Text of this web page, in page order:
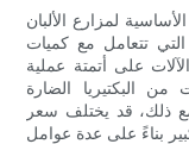
لمزارع الألبان
تتعامل مع كميات
على أتمتة عملية
البكتيريا الضارة
مع ذلك، قد يختلف سعر